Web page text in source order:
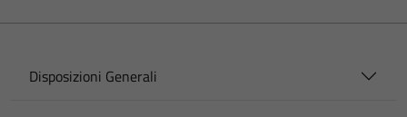
Disposizioni Generali